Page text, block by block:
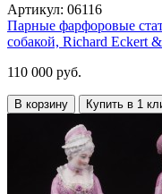
Артикул: 06116
Парные фарфоровые
собакой, Richard Eckert
110 000 руб.
В корзину Купить в 1